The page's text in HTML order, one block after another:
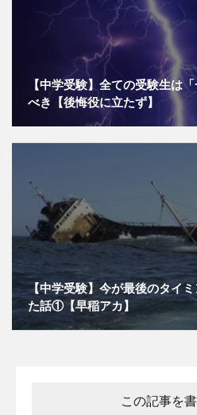
【中学受験】全ての受験生は
べき【後悔役に立たず】
【中学受験】今が最後のタイ
た話①【早稲アカ】
この記事を